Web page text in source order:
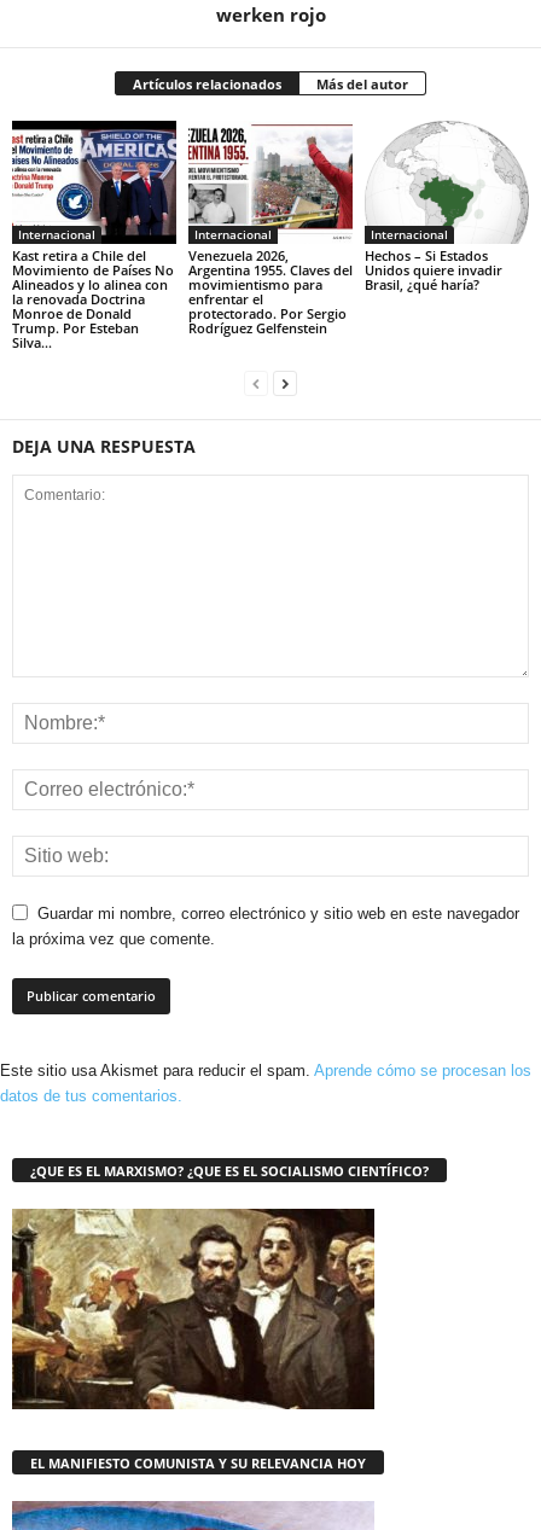
werken rojo
Artículos relacionados Más del autor
Internacional
Kast retira a Chile del
Movimiento de Países No
Alineados y lo alinea con
la renovada Doctrina
Monroe de Donald
Trump. Por Esteban
Silva...
Internacional
Venezuela 2026,
Argentina 1955. Claves del
movimientismo para
enfrentar el
protectorado. Por Sergio
Rodríguez Gelfenstein
Internacional
Hechos – Si Estados
Unidos quiere invadir
Brasil, ¿qué haría?
DEJA UNA RESPUESTA
Guardar mi nombre, correo electrónico y sitio web en este navegador
la próxima vez que comente.
Este sitio usa Akismet para reducir el spam. Aprende cómo se procesan los
datos de tus comentarios.
¿QUE ES EL MARXISMO? ¿QUE ES EL SOCIALISMO CIENTÍFICO?
EL MANIFIESTO COMUNISTA Y SU RELEVANCIA HOY